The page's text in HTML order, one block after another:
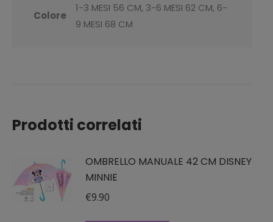
Colore
1-3 MESI 56 CM, 3-6 MESI 62 CM, 6-
9 MESI 68 CM
Prodotti correlati
OMBRELLO MANUALE 42 CM DISNEY
MINNIE
€9.90